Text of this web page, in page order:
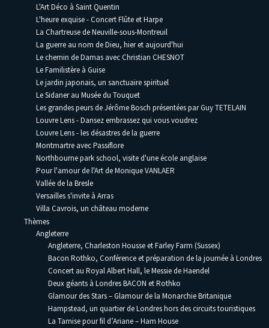
L'Art Déco à Saint Quentin
L'heure exquise - Concert Flûte et Harpe
La Chartreuse de Neuville-sous-Montreuil
La guerre au nom de Dieu, hier et aujourd'hui
Le chemin de Damas avec Christian CHESNOT
Le Familistère à Guise
Le jardin japonais, un sanctuaire spirituel
Le Sidaner au Musée du Touquet
Les grandes peurs de Jérôme Bosch présentées par Guy TETELAIN
Louvre Lens - Dansez embrassez qui vous voudrez
Louvre Lens - les désastres de la guerre
Montmartre avec Passiflore
Northbourne park school, visite d'une école anglaise
Pour l'amour de l'Art de Monique VANLAER
Vallée de la Bresle
Versailles s'invite à Arras
Villa Cavrois, un château moderne
Thèmes
Angleterre
Angleterre, Charleston Housse et Farley Farm (Sussex)
Bacon Rothko, Conférence et préparation de la journée à Londres
Concert au Royal Albert Hall, le Messie de Haendel
Deux géants à Londres BACON et Rothko
Glamour des Stars – Glamour de la Monarchie Britanique
Hampstead, un quartier de Londres hors des circuits touristiques
La Tamise pour fil d’Ariane – Ham House